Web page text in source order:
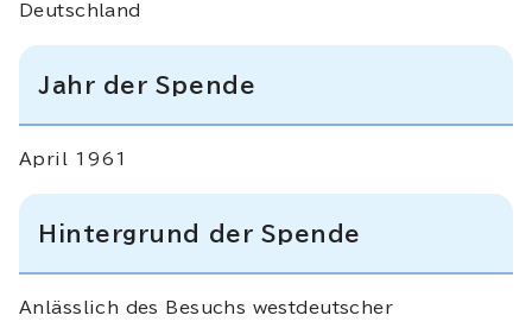
Deutschland
Jahr der Spende
April 1961
Hintergrund der Spende
Anlässlich des Besuchs westdeutscher